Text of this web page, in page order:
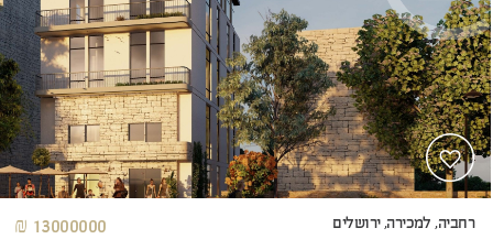
רחביה, למכירה, ירושלים 13000000 ₪